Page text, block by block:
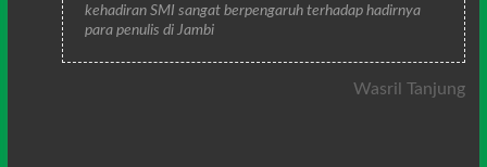
kehadiran SMI sangat berpengaruh terhadap hadirnya
para penulis di Jambi
Wasril Tanjung